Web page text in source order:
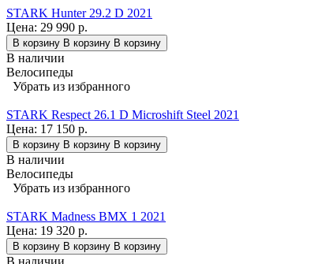
STARK Hunter 29.2 D 2021
Цена: 29 990 р.
В корзину В корзину В корзину
В наличии
Велосипеды
Убрать из избранного
STARK Respect 26.1 D Microshift Steel 2021
Цена: 17 150 р.
В корзину В корзину В корзину
В наличии
Велосипеды
Убрать из избранного
STARK Madness BMX 1 2021
Цена: 19 320 р.
В корзину В корзину В корзину
В наличии